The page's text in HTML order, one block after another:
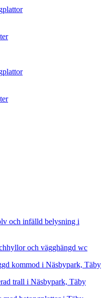
och infälld belysning i
och vägghängd wc
kommod i Näsbypark, Täby
trall i Näsbypark, Täby